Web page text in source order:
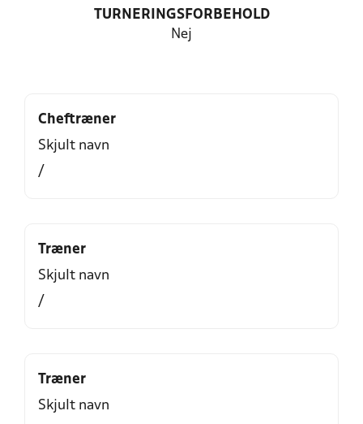
TURNERINGSFORBEHOLD
Nej
Cheftræner
Skjult navn
/
Træner
Skjult navn
/
Træner
Skjult navn